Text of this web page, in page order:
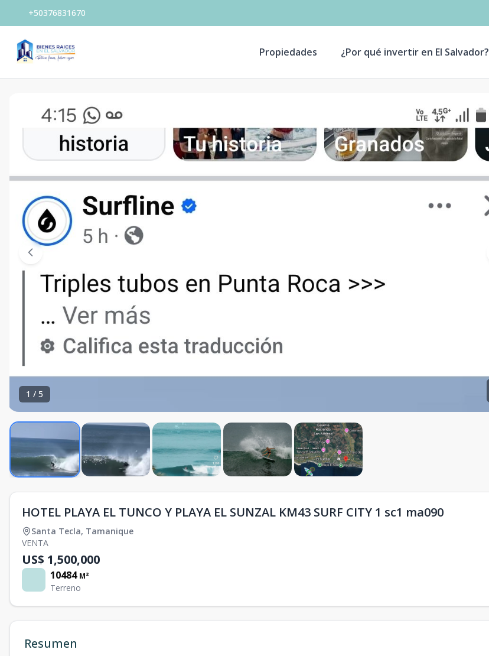
+50376831670
Propiedades ¿Por qué invertir en El Salvador?
1 / 5
HOTEL PLAYA EL TUNCO Y PLAYA EL SUNZAL KM43 SURF CITY 1 sc1 ma090
Santa Tecla, Tamanique
VENTA
US$ 1,500,000
10484 M²
Terreno
Resumen